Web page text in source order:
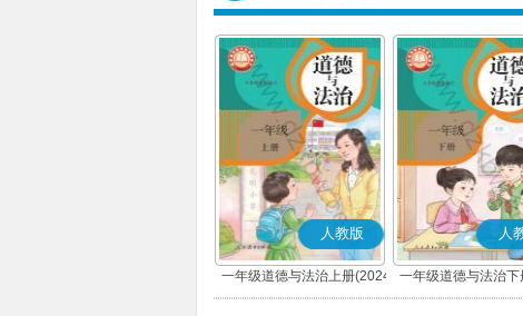
人教版
一年级道德与法治上册(2024
秋版)(部编版)
人
一年级道德与法治下
春版)(部编版)